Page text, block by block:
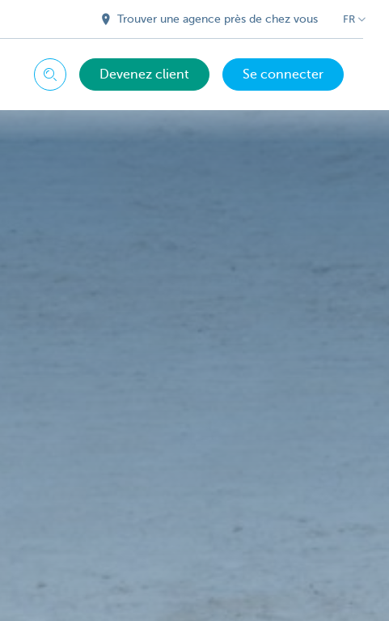
Trouver une agence près de chez vous FR
ChercherDevenez client Se connecter